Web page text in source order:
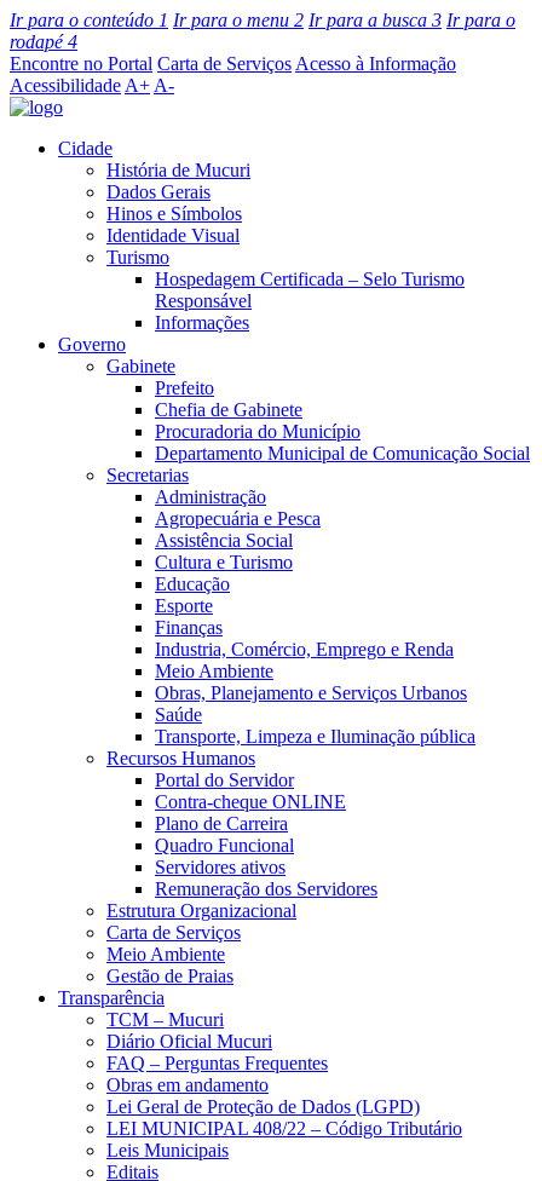
Ir para o conteúdo 1 Ir para o menu 2 Ir para a busca 3 Ir para o
rodapé4
Encontre no Portal Carta de Serviços Acesso à Informação
Acessibilidade A+ A-
Cidade
História de Mucuri
Dados Gerais
Hinos e Símbolos
Identidade Visual
Turismo
Hospedagem Certificada – Selo Turismo
Responsável
Informações
Governo
Gabinete
Prefeito
Chefia de Gabinete
Procuradoria do Município
Departamento Municipal de Comunicação Social
Secretarias
Administração
Agropecuária e Pesca
Assistência Social
Cultura e Turismo
Educação
Esporte
Finanças
Industria, Comércio, Emprego e Renda
Meio Ambiente
Obras, Planejamento e Serviços Urbanos
Saúde
Transporte, Limpeza e Iluminação pública
Recursos Humanos
Portal do Servidor
Contra-cheque ONLINE
Plano de Carreira
Quadro Funcional
Servidores ativos
Remuneração dos Servidores
Estrutura Organizacional
Carta de Serviços
Meio Ambiente
Gestão de Praias
Transparência
TCM – Mucuri
Diário Oficial Mucuri
FAQ – Perguntas Frequentes
Obras em andamento
Lei Geral de Proteção de Dados (LGPD)
LEI MUNICIPAL 408/22 – Código Tributário
Leis Municipais
Editais